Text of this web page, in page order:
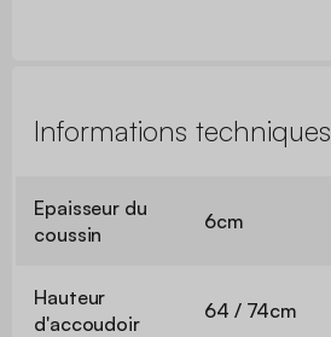
Informations techniques
Epaisseur du
coussin
6cm
Hauteur
d'accoudoir
64 / 74cm